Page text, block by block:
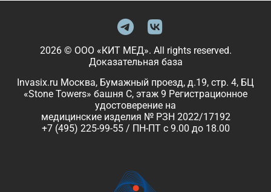
2026 © ООО «КИТ МЕД». All rights reserved.
Доказательная база
Invasix.ru Москва, Бумажный проезд, д.19, стр. 4, БЦ
«Stone Towers» башня C, этаж 9 Регистрационное
удостоверение на
медицинские изделия № РЗН 2022/17192
+7 (495) 225-99-55 / ПН-ПТ с 9.00 до 18.00